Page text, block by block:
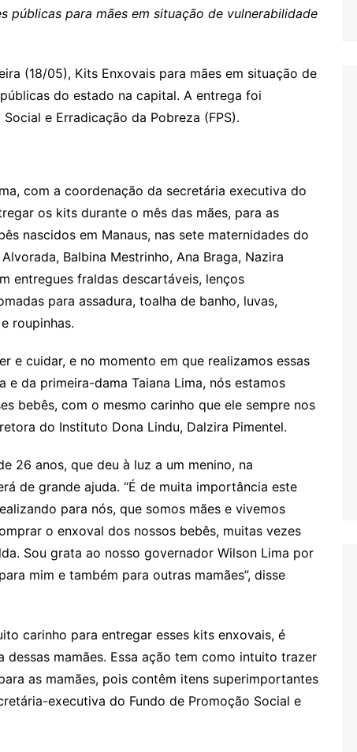
públicas para mães em situação de vulnerabilidade
(18/05), Kits Enxovais para mães em situação de
do estado na capital. A entrega foi
e Erradicação da Pobreza (FPS).
com a coordenação da secretária executiva do
os kits durante o mês das mães, para as
nascidos em Manaus, nas sete maternidades do
Balbina Mestrinho, Ana Braga, Nazira
entregues fraldas descartáveis, lenços
para assadura, toalha de banho, luvas,
roupinhas.
e cuidar, e no momento em que realizamos essas
da primeira-dama Taiana Lima, nós estamos
bebês, com o mesmo carinho que ele sempre nos
do Instituto Dona Lindu, Dalzira Pimentel.
26 anos, que deu à luz a um menino, na
de grande ajuda. “É de muita importância este
para nós, que somos mães e vivemos
o enxoval dos nossos bebês, muitas vezes
Sou grata ao nosso governador Wilson Lima por
mim e também para outras mamães”, disse
carinho para entregar esses kits enxovais, é
mamães. Essa ação tem como intuito trazer
as mamães, pois contêm itens superimportantes
executiva do Fundo de Promoção Social e